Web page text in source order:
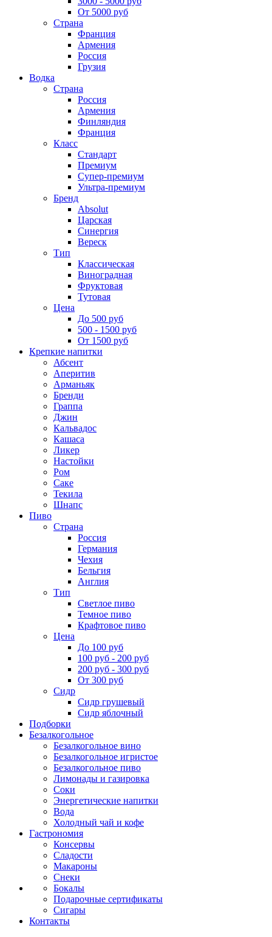
От 5000 руб
Страна
Франция
Армения
Россия
Грузия
Водка
Страна
Россия
Армения
Финляндия
Франция
Класс
Стандарт
Премиум
Супер-премиум
Ультра-премиум
Бренд
Absolut
Царская
Синергия
Вереск
Тип
Классическая
Виноградная
Фруктовая
Тутовая
Цена
До 500 руб
500 - 1500 руб
От 1500 руб
Крепкие напитки
Абсент
Аперитив
Арманьяк
Бренди
Граппа
Джин
Кальвадос
Кашаса
Ликер
Настойки
Ром
Саке
Текила
Шнапс
Пиво
Страна
Россия
Германия
Чехия
Бельгия
Англия
Тип
Светлое пиво
Темное пиво
Крафтовое пиво
Цена
До 100 руб
100 руб - 200 руб
200 руб - 300 руб
От 300 руб
Сидр
Сидр грушевый
Сидр яблочный
Подборки
Безалкогольное
Безалкогольное вино
Безалкогольное игристое
Безалкогольное пиво
Лимонады и газировка
Соки
Энергетические напитки
Вода
Холодный чай и кофе
Гастрономия
Консервы
Сладости
Макароны
Снеки
Бокалы
Подарочные сертификаты
Сигары
Контакты